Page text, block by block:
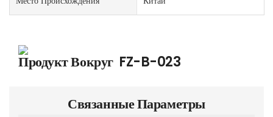
Продукт Вокруг FZ-B-023
Связанные Параметры